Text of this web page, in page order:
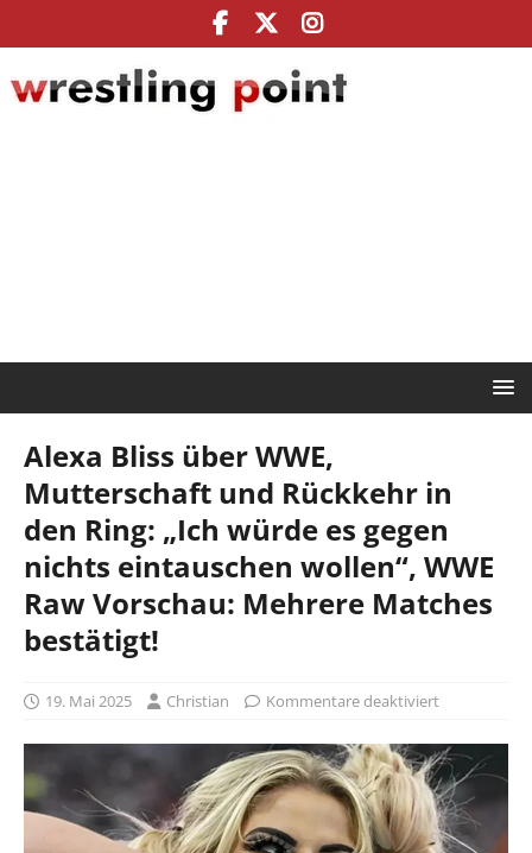
Alexa Bliss über WWE,
Mutterschaft und Rückkehr in
den Ring: „Ich würde es gegen
nichts eintauschen wollen“, WWE
Raw Vorschau: Mehrere Matches
bestätigt!
19. Mai 2025 Christian Kommentare deaktiviert